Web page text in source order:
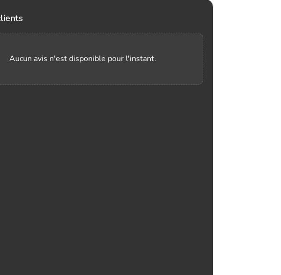
Aucun avis n'est disponible pour l'instant.